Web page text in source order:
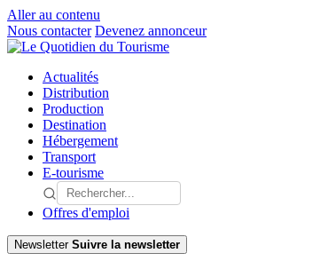
Aller au contenu
Nous contacter Devenez annonceur
Actualités
Distribution
Production
Destination
Hébergement
Transport
E-tourisme
Offres d'emploi
Newsletter Suivre la newsletter